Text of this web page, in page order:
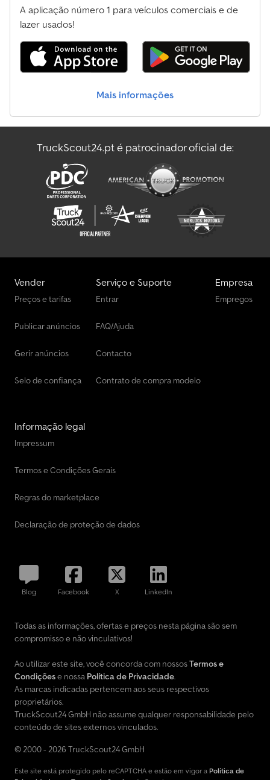
A aplicação número 1 para veículos comerciais e de
lazer usados!
Mais informações
TruckScout24.pt é patrocinador oficial de:
Vender
Preços e tarifas
Publicar anúncios
Gerir anúncios
Selo de confiança
Serviço e Suporte
Entrar
FAQ/Ajuda
Contacto
Contrato de compra modelo
Empresa
Empregos
Informação legal
Impressum
Termos e Condições Gerais
Regras do marketplace
Declaração de proteção de dados
Blog Facebook X LinkedIn
Todas as informações, ofertas e preços nesta página são sem
compromisso e não vinculativos!
Ao utilizar este site, você concorda com nossosTermos e
Condiçõese nossa Política de Privacidade.
As marcas indicadas pertencem aos seus respectivos
proprietários.
TruckScout24 GmbH não assume qualquer responsabilidade pelo
conteúdo de sites externos vinculados.
© 2000 - 2026 TruckScout24 GmbH
Este site está protegido pelo reCAPTCHA e estão em vigor a Política de